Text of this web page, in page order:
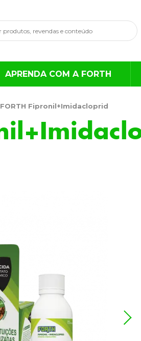
APRENDA COM A FORTH
FORTH Fipronil+Imidacloprid